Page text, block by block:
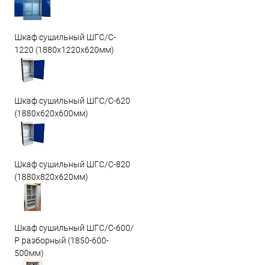
Шкаф сушильный ШГС/C-
1220 (1880x1220x620мм)
Шкаф сушильный ШГС/C-620
(1880x620x600мм)
Шкаф сушильный ШГС/C-820
(1880x820x620мм)
Шкаф сушильный ШГС/С-600/
Р разборный (1850-600-
500мм)